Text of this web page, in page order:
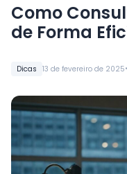
Dicas 13 de fevereiro de 2025•
Como Consultar o Abono do PIS
de Forma